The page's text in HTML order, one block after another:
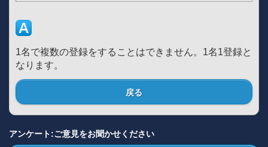
1名で複数の登録をすることはできません。1名1登録と
なります。
戻る
アンケート:ご意見をお聞かせください